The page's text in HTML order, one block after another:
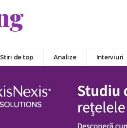
Stiri de top Analize Interviuri